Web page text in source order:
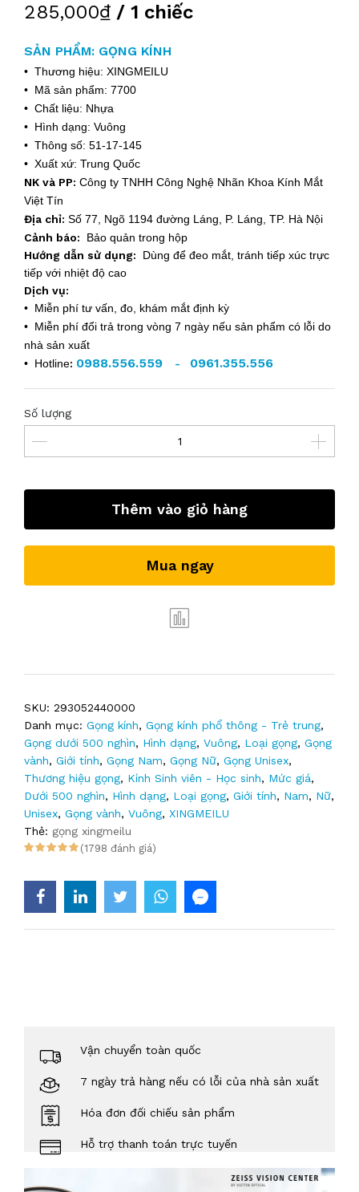
285,000₫ / 1 chiếc
SẢN PHẨM: GỌNG KÍNH
• Thương hiệu: XINGMEILU
• Mã sản phẩm: 7700
• Chất liệu: Nhựa
• Hình dạng: Vuông
• Thông số: 51-17-145
• Xuất xứ: Trung Quốc
NK và PP: Công ty TNHH Công Nghệ Nhãn Khoa Kính Mắt
Việt Tín
Địa chỉ: Số 77, Ngõ 1194 đường Láng, P. Láng, TP. Hà Nội
Cảnh báo: Bảo quản trong hộp
Hướng dẫn sử dụng: Dùng để đeo mắt, tránh tiếp xúc trực
tiếp với nhiệt độ cao
Dịch vụ:
• Miễn phí tư vấn, đo, khám mắt định kỳ
• Miễn phí đổi trả trong vòng 7 ngày nếu sản phẩm có lỗi do
nhà sản xuất
• Hotline: 0988.556.559 - 0961.355.556
Số lượng
Thêm vào giỏ hàng
Mua ngay
SKU: 293052440000
Danh mục: Gọng kính, Gọng kính phổ thông - Trẻ trung,
Gọng dưới 500 nghìn, Hình dạng, Vuông, Loại gọng, Gọng
vành, Giới tính, Gọng Nam, Gọng Nữ, Gọng Unisex,
Thương hiệu gọng, Kính Sinh viên - Học sinh, Mức giá,
Dưới 500 nghìn, Hình dạng, Loại gọng, Giới tính, Nam, Nữ,
Unisex, Gọng vành, Vuông, XINGMEILU
Thẻ: gọng xingmeilu
(1798 đánh giá)
Vận chuyển toàn quốc
7 ngày trả hàng nếu có lỗi của nhà sản xuất
Hóa đơn đối chiếu sản phẩm
Hỗ trợ thanh toán trực tuyến